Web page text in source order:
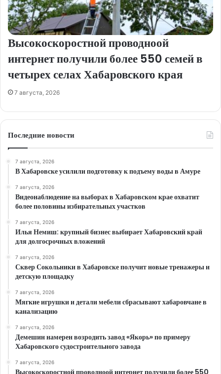
Высокоскоростной проводноой
интернет получили более 550 семей в
четырех селах Хабаровского края
7 августа, 2026
Последние новости
7 августа, 2026
В Хабаровске усилили подготовку к подъему воды в Амуре
7 августа, 2026
Видеонаблюдение на выборах в Хабаровском крае охватит
более половины избирательных участков
7 августа, 2026
Илья Немиш: крупный бизнес выбирает Хабаровский край
для долгосрочных вложений
7 августа, 2026
Сквер Сокольники в Хабаровске получит новые тренажеры и
детскую площадку
7 августа, 2026
Мягкие игрушки и детали мебели сбрасывают хабаровчане в
канализацию
7 августа, 2026
Демешин намерен возродить завод «Якорь» по примеру
Хабаровского судостроительного завода
7 августа, 2026
Высокоскоростной проводноой интернет получили более 550